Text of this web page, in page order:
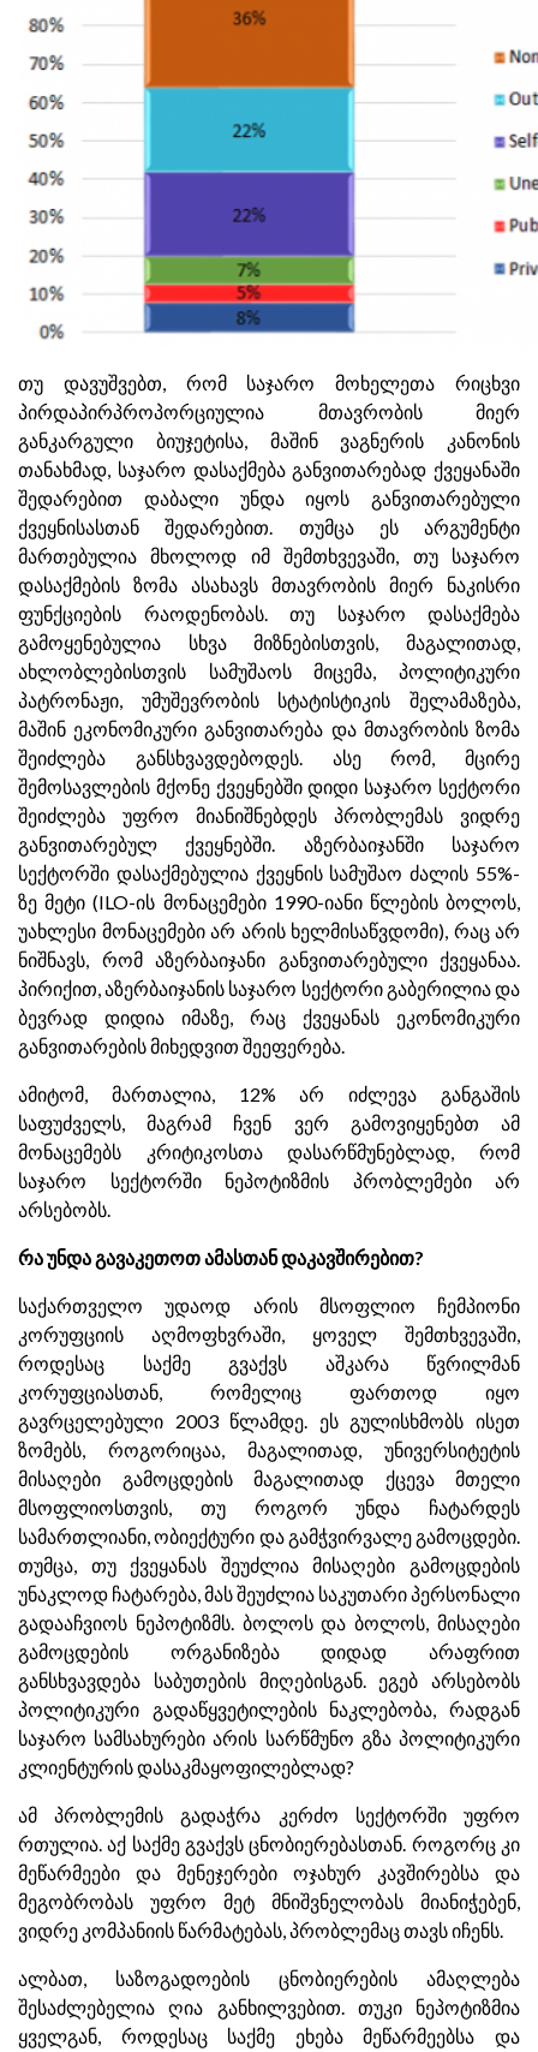
თუ დავუშვებთ, რომ საჯარო მოხელეთა რიცხვი
პირდაპირპროპორციულია მთავრობის მიერ
განკარგული ბიუჯეტისა, მაშინ ვაგნერის კანონის
თანახმად, საჯარო დასაქმება განვითარებად ქვეყანაში
შედარებით დაბალი უნდა იყოს განვითარებული
ქვეყნისასთან შედარებით. თუმცა ეს არგუმენტი
მართებულია მხოლოდ იმ შემთხვევაში, თუ საჯარო
დასაქმების ზომა ასახავს მთავრობის მიერ ნაკისრი
ფუნქციების რაოდენობას. თუ საჯარო დასაქმება
გამოყენებულია სხვა მიზნებისთვის, მაგალითად,
ახლობლებისთვის სამუშაოს მიცემა, პოლიტიკური
პატრონაჟი, უმუშევრობის სტატისტიკის შელამაზება,
მაშინ ეკონომიკური განვითარება და მთავრობის ზომა
შეიძლება განსხვავდებოდეს. ასე რომ, მცირე
შემოსავლების მქონე ქვეყნებში დიდი საჯარო სექტორი
შეიძლება უფრო მიანიშნებდეს პრობლემას ვიდრე
განვითარებულ ქვეყნებში. აზერბაიჯანში საჯარო
სექტორში დასაქმებულია ქვეყნის სამუშაო ძალის 55%-
ზე მეტი (ILO-ის მონაცემები 1990-იანი წლების ბოლოს,
უახლესი მონაცემები არ არის ხელმისაწვდომი), რაც არ
ნიშნავს, რომ აზერბაიჯანი განვითარებული ქვეყანაა.
პირიქით, აზერბაიჯანის საჯარო სექტორი გაბერილია და
ბევრად დიდია იმაზე, რაც ქვეყანას ეკონომიკური
განვითარების მიხედვით შეეფერება.
ამიტომ, მართალია, 12% არ იძლევა განგაშის
საფუძველს, მაგრამ ჩვენ ვერ გამოვიყენებთ ამ
მონაცემებს კრიტიკოსთა დასარწმუნებლად, რომ
საჯარო სექტორში ნეპოტიზმის პრობლემები არ
არსებობს.
რა უნდა გავაკეთოთ ამასთან დაკავშირებით?
საქართველო უდაოდ არის მსოფლიო ჩემპიონი
კორუფციის აღმოფხვრაში, ყოველ შემთხვევაში,
როდესაც საქმე გვაქვს აშკარა წვრილმან
კორუფციასთან, რომელიც ფართოდ იყო
გავრცელებული 2003 წლამდე. ეს გულისხმობს ისეთ
ზომებს, როგორიცაა, მაგალითად, უნივერსიტეტის
მისაღები გამოცდების მაგალითად ქცევა მთელი
მსოფლიოსთვის, თუ როგორ უნდა ჩატარდეს
სამართლიანი, ობიექტური და გამჭვირვალე გამოცდები.
თუმცა, თუ ქვეყანას შეუძლია მისაღები გამოცდების
უნაკლოდ ჩატარება, მას შეუძლია საკუთარი პერსონალი
გადააჩვიოს ნეპოტიზმს. ბოლოს და ბოლოს, მისაღები
გამოცდების ორგანიზება დიდად არაფრით
განსხვავდება საბუთების მიღებისგან. ეგებ არსებობს
პოლიტიკური გადაწყვეტილების ნაკლებობა, რადგან
საჯარო სამსახურები არის სარწმუნო გზა პოლიტიკური
კლიენტურის დასაკმაყოფილებლად?
ამ პრობლემის გადაჭრა კერძო სექტორში უფრო
რთულია. აქ საქმე გვაქვს ცნობიერებასთან. როგორც კი
მეწარმეები და მენეჯერები ოჯახურ კავშირებსა და
მეგობრობას უფრო მეტ მნიშვნელობას მიანიჭებენ,
ვიდრე კომპანიის წარმატებას, პრობლემაც თავს იჩენს.
ალბათ, საზოგადოების ცნობიერების ამაღლება
შესაძლებელია ღია განხილვებით. თუკი ნეპოტიზმია
ყველგან, როდესაც საქმე ეხება მეწარმეებსა და